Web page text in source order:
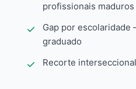
profissionais maduros
Gap por
graduado
Recorte